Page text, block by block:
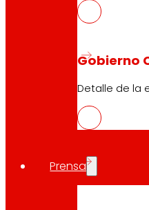
Gobierno
Detalle de la
Prensa